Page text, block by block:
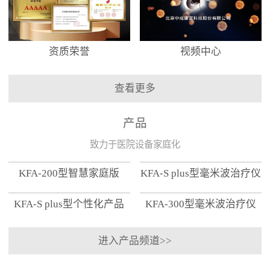
资质荣誉 视频中心
查看更多
产品
致力于医院设备家庭化
KFA-200型智慧家庭版 KFA-S plus型毫米波治疗仪
KFA-S plus型个性化产品
KFA-300型毫米波治疗仪
进入产品频道>>